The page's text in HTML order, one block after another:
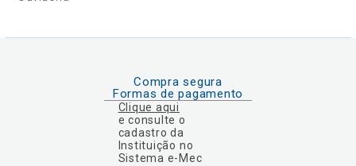
Compra segura
Formas de pagamento
Clique aqui
e consulte o
cadastro da
Instituição no
Sistema e-Mec